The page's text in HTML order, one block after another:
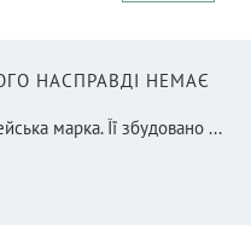
НАСПРАВДІ НЕМАЄ
марка. Її збудовано ...